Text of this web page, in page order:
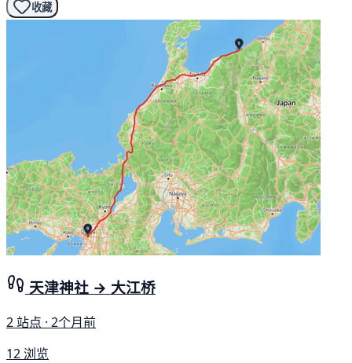
收藏
天津神社 → 大江桥
2 站点 · 2个月前
12 浏览